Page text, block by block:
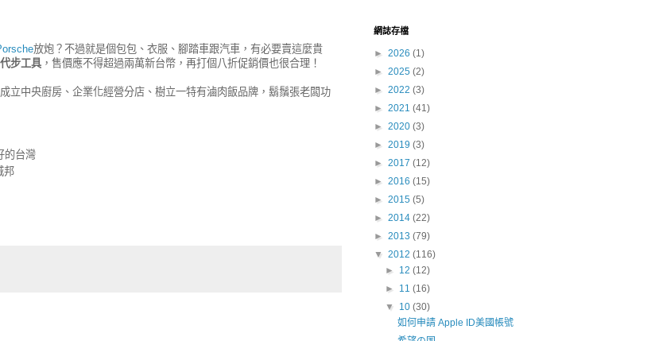
放炮？不過就是個包包、衣服、腳踏車跟汽車，有必要賣這麼貴
代步工具 ，售價應不得超過兩萬新台幣，再打個八折促銷價也很合理！
立中央廚房、企業化經營分店、樹立一特有滷肉飯品牌，鬍鬚張老闆功
的台灣
邦
網誌存檔
► 2026 (1)
► 2025 (2)
► 2022 (3)
► 2021 (41)
► 2020 (3)
► 2019 (3)
► 2017 (12)
► 2016 (15)
► 2015 (5)
► 2014 (22)
► 2013 (79)
▼ 2012 (116)
► 12(12)
► 11(16)
▼ 10(30)
如何申請 Apple ID美國帳號